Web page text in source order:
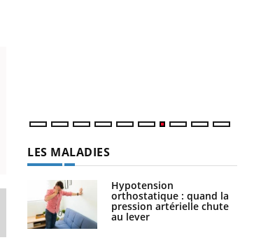
LES MALADIES
Hypotension
orthostatique : quand la
pression artérielle chute
au lever